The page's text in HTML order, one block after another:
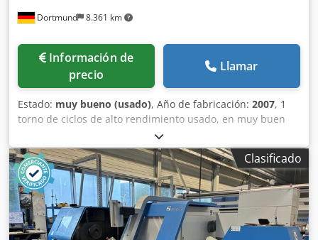
Dortmund 8.361 km
Información de
precio
Llamar
Estado: muy bueno (usado), Año de fabricación: 2007, 1
torno de ciclos de alto rendimiento usado, en muy buen
estado, con FAGOR 8055 TC-A, torreta de 8 posiciones
BARUFFALDI VDI 40, portabrocas delantero neumático de 3
mordazas SCHUNK ROTA TP 315-105, velocidad de corte
constante, 2 lunetas (pequeña y grande) y transportador
de virutas. Fabricante: MICROTURN, origen Taiwán
Modelo: Challenger BNC 26160X Año de fabricación: 2007
Datos técnicos: Altura entre puntos: 350 mm Distancia
Clasificado